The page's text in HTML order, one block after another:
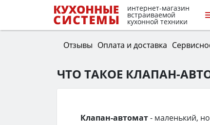
интернет-магазин
встраиваемой
кухонной техники
Отзывы Оплата и доставка
ЧТО ТАКОЕ КЛАПАН-
Клапан-автомат- маленький,